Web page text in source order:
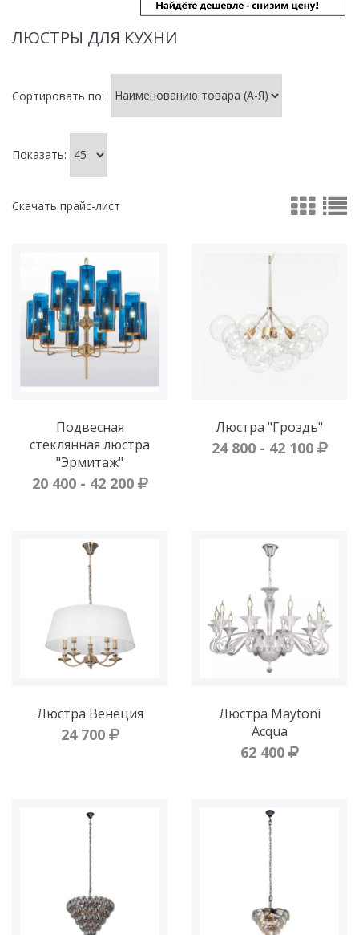
ЛЮСТРЫ ДЛЯ КУХНИ
Сортировать по:
Показать:
Скачать прайс-лист
Подвесная
стеклянная люстра
"Эрмитаж"
20 400 - 42 200
Люстра "Гроздь"
24 800 - 42 100
Люстра Венеция
24 700
Люстра Maytoni
Acqua
62 400